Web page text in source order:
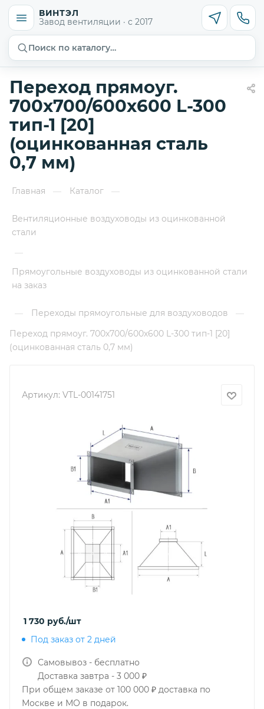
ВИНТЭЛ
Завод вентиляции · с 2017
Поиск по каталогу…
Переход прямоуг.
700х700/600х600 L-300
тип-1 [20]
(оцинкованная сталь
0,7 мм)
Главная — Каталог —
Вентиляционные воздуховоды из оцинкованной
стали
—
Прямоугольные воздуховоды из оцинкованной стали
на заказ
— Переходы прямоугольные для воздуховодов
—
Переход прямоуг. 700х700/600х600 L-300 тип-1 [20]
(оцинкованная сталь 0,7 мм)
Артикул: VTL-00141751
1 730 руб./шт
Под заказ от 2 дней
Самовывоз - бесплатно
Доставка завтра - 3 000 ₽
При общем заказе от 100 000 ₽ доставка по
Москве и МО в подарок.